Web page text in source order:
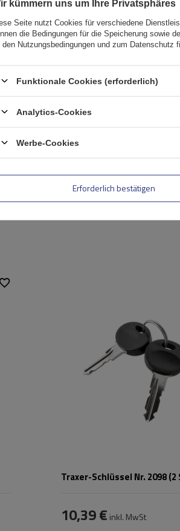
Traxer-Schlüssel Nr. 2098 (2
10,39 € inkl. MwSt
kümmern uns um Ihre Privatsphäres
Seite nutzt Cookies für verschiedene
die Bedingungen für die Speicherung sowie
den Nutzungsbedingungen und zum Datenschutz
Funktionale Cookies (erforderlich)
Analytics-Cookies
Werbe-Cookies
Erforderlich bestätigen